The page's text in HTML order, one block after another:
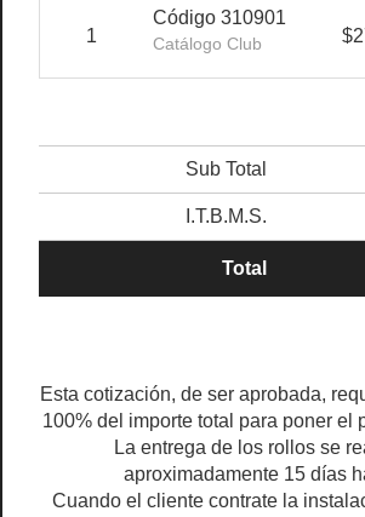
1
Código 310901
Catálogo Club
Sub Total
I.T.B.M.S.
Total
Esta cotización, de ser aprobada,
100% del importe total para poner el
La entrega de los rollos se
aproximadamente 15 días
Cuando el cliente contrate la